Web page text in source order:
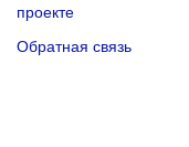
проекте
Обратная связь